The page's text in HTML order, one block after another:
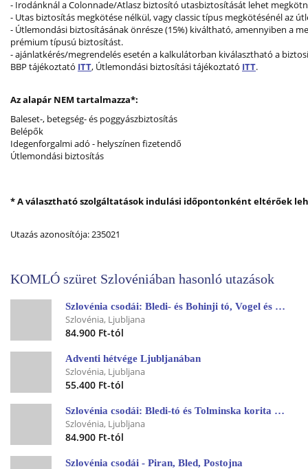
- Irodánknál a Colonnade/Atlasz biztosító utasbiztosítását lehet
- Utas biztosítás megkötése nélkül, vagy classic típus megkötésénél az
- Útlemondási biztosításának önrésze (15%) kiváltható, amennyiben a
prémium típusú biztosítást.
- ajánlatkérés/megrendelés esetén a kalkulátorban kiválasztható a
BBP tájékoztató ITT, Útlemondási biztosítási tájékoztató ITT.
Az alapár NEM tartalmazza*:
Baleset-, betegség- és poggyászbiztosítás
Belépők
Idegenforgalmi adó - helyszínen fizetendő
Útlemondási biztosítás
* A választható szolgáltatások indulási időpontonként eltérőek
Utazás azonosítója: 235021
KOMLÓ szüret Szlovéniában hasonló utazások
Szlovénia csodái: Bledi- és Bohinji tó, Vogel és Vintgar
Szlovénia, Ljubljana
84.900 Ft-tól
Adventi hétvége Ljubljanában
Szlovénia, Ljubljana
55.400 Ft-tól
Szlovénia csodái: Bledi-tó és Tolminska korita szurdok
Szlovénia, Ljubljana
84.900 Ft-tól
Szlovénia csodái - Piran, Bled, Postojna